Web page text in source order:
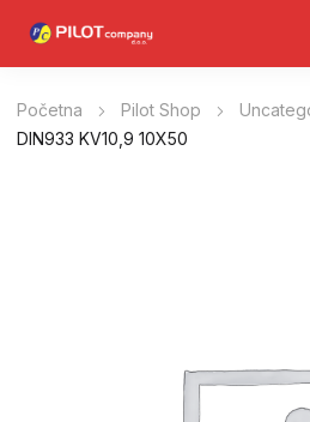
Početna Pilot Shop
DIN933 KV10,9 10X50